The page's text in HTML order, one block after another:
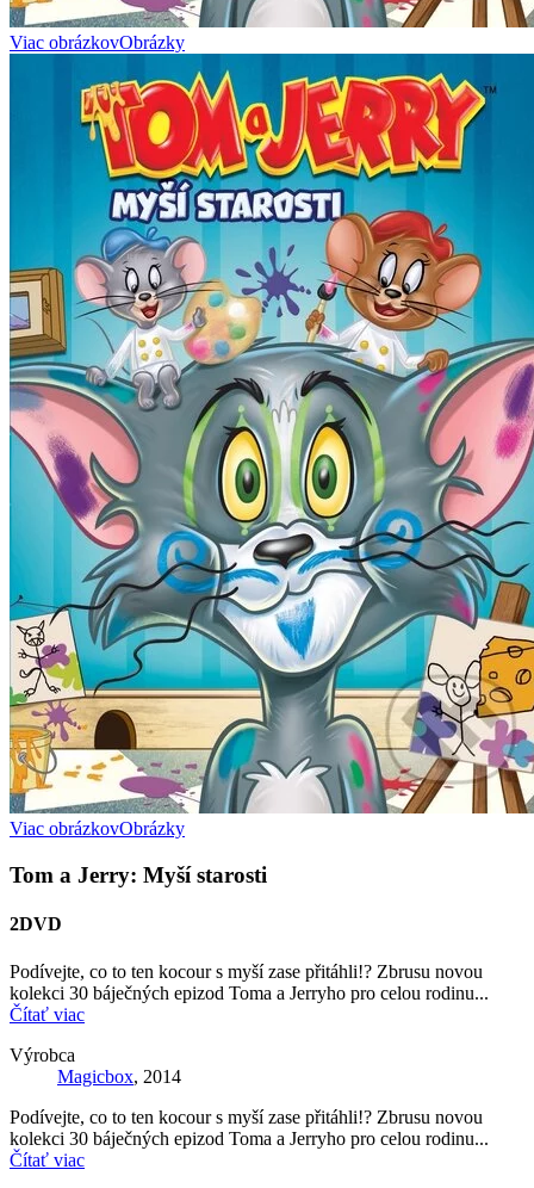
Viac obrázkovObrázky
Viac obrázkovObrázky
Tom a Jerry: Myší starosti
2DVD
Podívejte, co to ten kocour s myší zase přitáhli!? Zbrusu novou
kolekci 30 báječných epizod Toma a Jerryho pro celou rodinu...
Čítať viac
Výrobca
Magicbox, 2014
Podívejte, co to ten kocour s myší zase přitáhli!? Zbrusu novou
kolekci 30 báječných epizod Toma a Jerryho pro celou rodinu...
Čítať viac